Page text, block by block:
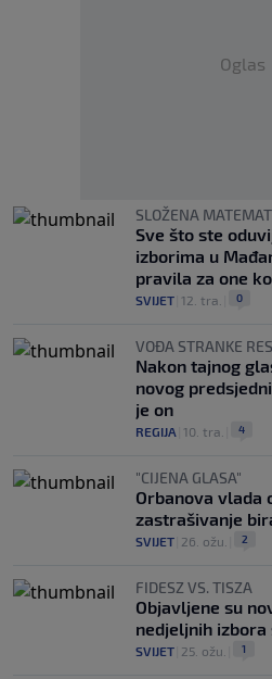
Oglas
SLOŽENA
Sve što ste
izborima u
pravila za one
SVIJET 12. tra. 0
VOĐA STRANKE
Nakon tajnog
novog
je on
REGIJA 10. tra. 4
"CIJENA GLASA"
Orbanova vlada
zastrašivanje
SVIJET 26. ožu. 2
FIDESZ VS. TISZA
Objavljene su
nedjeljnih
SVIJET 25. ožu. 1